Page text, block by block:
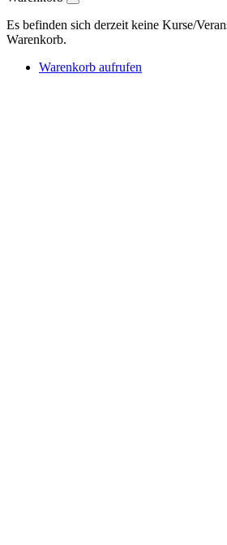
Es befinden sich derzeit keine Kurse/
Warenkorb.
Warenkorb aufrufen